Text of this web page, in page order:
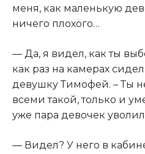
меня, как маленькую
ничего плохого…
— Да, я видел, как ты
как раз на камерах
девушку Тимофей. – Ты
всеми такой, только и
уже пара девочек
— Видел? У него в